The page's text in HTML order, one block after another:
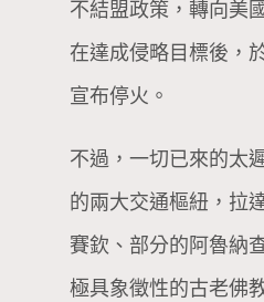
不結盟政策，轉向美
在達成侵略目標後，
宣布停火。
不過，一切已來的太
的兩大交通樞紐，拉
賽欽、部分的阿魯納
極具象徵性的古老佛